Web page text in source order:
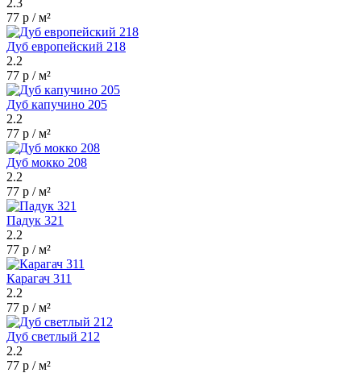
2.3
77 р / м²
Дуб европейский 218
2.2
77 р / м²
Дуб капучино 205
2.2
77 р / м²
Дуб мокко 208
2.2
77 р / м²
Падук 321
2.2
77 р / м²
Карагач 311
2.2
77 р / м²
Дуб светлый 212
2.2
77 р / м²